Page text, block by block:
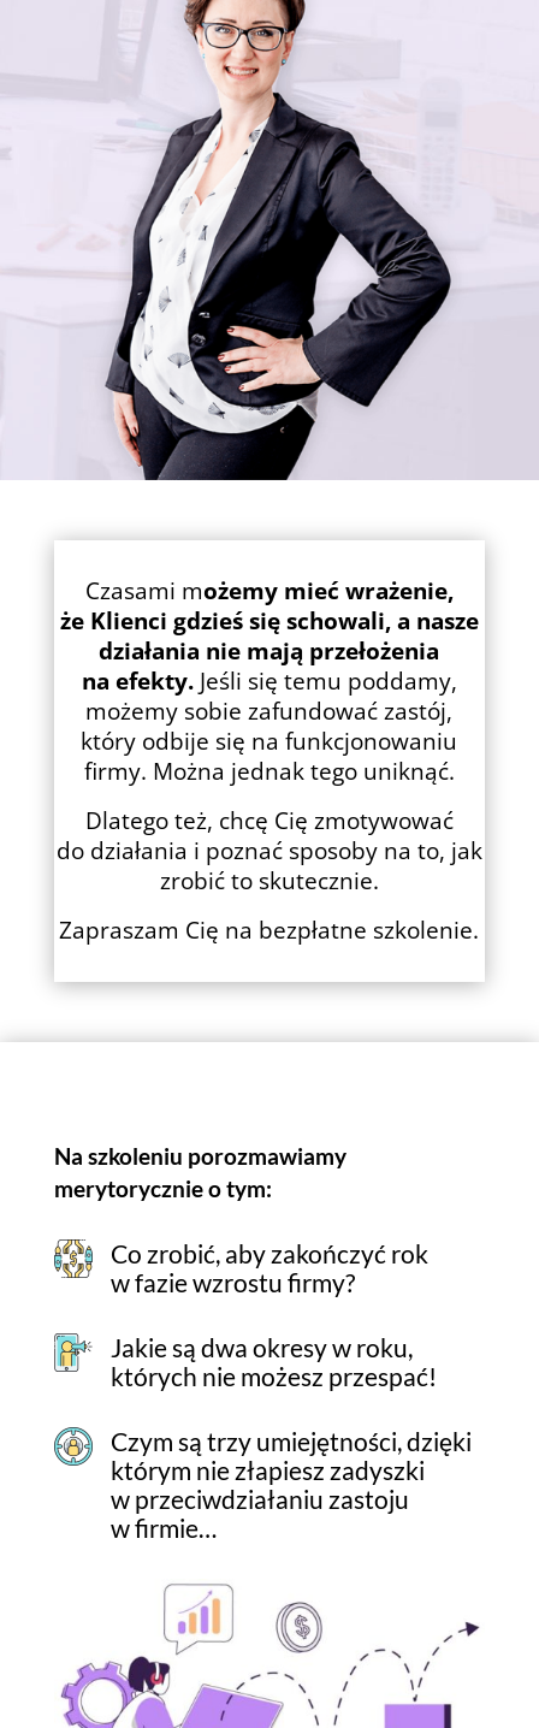
Czasami możemy mieć wrażenie,
że Klienci gdzieś się schowali, a nasze
działania nie mają przełożenia
na efekty.Jeśli się temu poddamy,
możemy sobie zafundować zastój,
który odbije się na funkcjonowaniu
firmy. Można jednak tego uniknąć.
Dlatego też, chcę Cię zmotywować
do działania i poznać sposoby na to, jak
zrobić to skutecznie.
Zapraszam Cię na bezpłatne szkolenie.
Na szkoleniu porozmawiamy
merytorycznie o tym:
Co zrobić, aby zakończyć rok
w fazie wzrostu firmy?
Jakie są dwa okresy w roku,
których nie możesz przespać!
Czym są trzy umiejętności, dzięki
którym nie złapiesz zadyszki
w przeciwdziałaniu zastoju
w firmie…